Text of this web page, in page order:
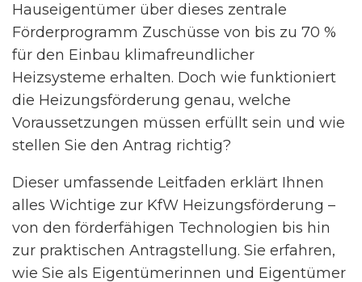
Hauseigentümer über dieses zentrale
Förderprogramm Zuschüsse von bis zu 70 %
für den Einbau klimafreundlicher
Heizsysteme erhalten. Doch wie funktioniert
die Heizungsförderung genau, welche
Voraussetzungen müssen erfüllt sein und wie
stellen Sie den Antrag richtig?
Dieser umfassende Leitfaden erklärt Ihnen
alles Wichtige zur KfW Heizungsförderung –
von den förderfähigen Technologien bis hin
zur praktischen Antragstellung. Sie erfahren,
wie Sie als Eigentümerinnen und Eigentümer